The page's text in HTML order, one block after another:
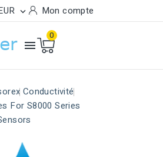
 Mon compte

0
Conductivité
For S8000 Series